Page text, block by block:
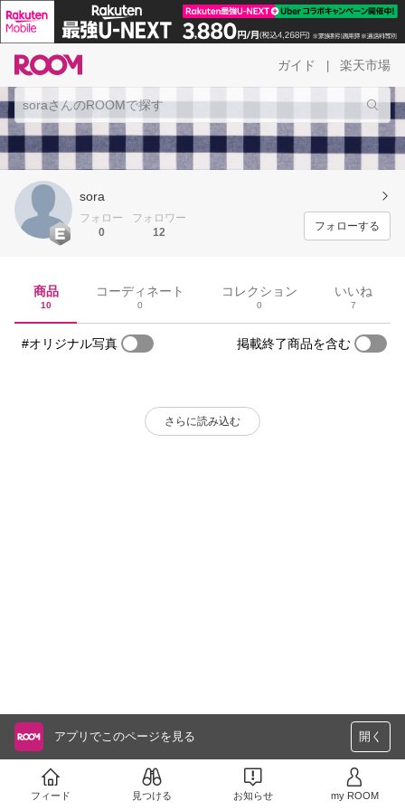
ガイド 楽天市場
sora
フォロー
0
フォロワー
12
フォローする
商品
10
コーディネート
0
コレクション
0
いいね
7
#オリジナル写真 掲載終了商品を含む
さらに読み込む
アプリでこのページを見る 開く
フィード 見つける お知らせ my ROOM